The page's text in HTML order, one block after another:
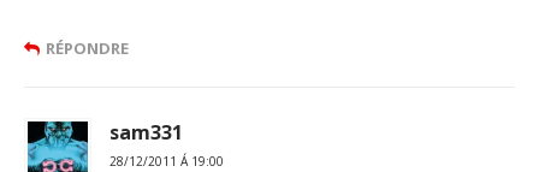
RÉPONDRE
sam331
28/12/2011 Á 19:00